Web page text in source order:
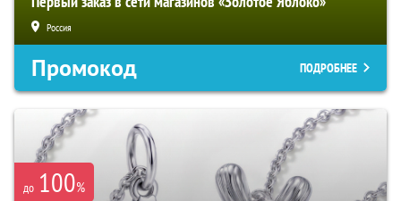
Россия
Промокод ПОДРОБНЕЕ
до 100%